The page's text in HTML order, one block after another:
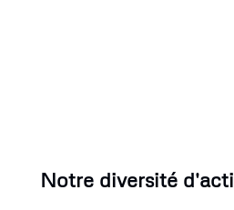
Notre diversité